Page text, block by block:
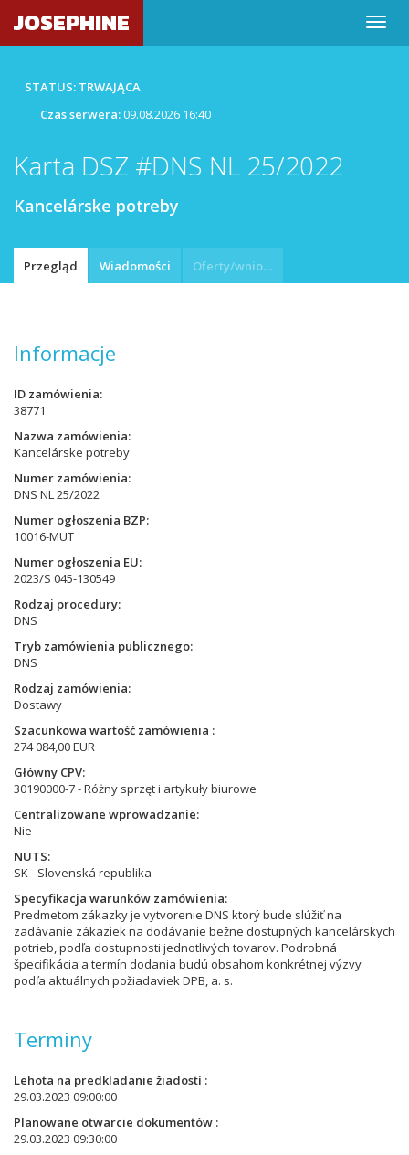
JOSEPHINE
STATUS: TRWAJĄCA
Czas serwera:09.08.2026 16:40
Karta DSZ #DNS NL 25/2022
Kancelárske potreby
Przegląd Wiadomości Oferty/wnioski
Informacje
ID zamówienia
38771
Nazwa zamówienia
Kancelárske potreby
Numer zamówienia
DNS NL 25/2022
Numer ogłoszenia BZP
10016-MUT
Numer ogłoszenia EU
2023/S 045-130549
Rodzaj procedury
DNS
Tryb zamówienia publicznego
DNS
Rodzaj zamówienia
Dostawy
Szacunkowa wartość zamówienia
274 084,00 EUR
Główny CPV
30190000-7 - Różny sprzęt i artykuły biurowe
Centralizowane wprowadzanie
Nie
NUTS
SK - Slovenská republika
Specyfikacja warunków zamówienia
Predmetom zákazky je vytvorenie DNS ktorý bude slúžiť na
zadávanie zákaziek na dodávanie bežne dostupných kancelárskych
potrieb, podľa dostupnosti jednotlivých tovarov. Podrobná
špecifikácia a termín dodania budú obsahom konkrétnej výzvy
podľa aktuálnych požiadaviek DPB, a. s.
Terminy
Lehota na predkladanie žiadostí
29.03.2023 09:00:00
Planowane otwarcie dokumentów
29.03.2023 09:30:00